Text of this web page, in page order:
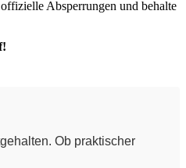
Absperrungen und behalte
Ob praktischer